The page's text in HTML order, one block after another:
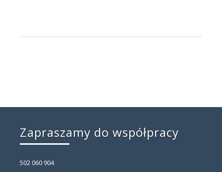
Zapraszamy do współpracy
502 060 904